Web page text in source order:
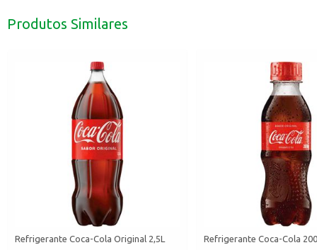
Produtos Similares
Refrigerante Coca-Cola Original 2,5L Refrigerante Coca-Cola